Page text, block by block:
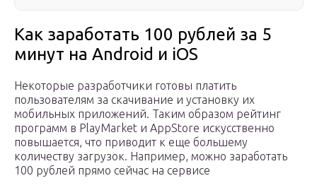
Как заработать 100 рублей за 5
минут на Android и iOS
Некоторые разработчики готовы платить
пользователям за скачивание и установку их
мобильных приложений. Таким образом рейтинг
программ в PlayMarket и AppStore искусственно
повышается, что приводит к еще большему
количеству загрузок. Например, можно заработать
100 рублей прямо сейчас на сервисе